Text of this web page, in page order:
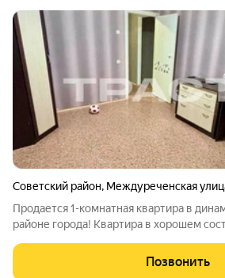
Советский район, Междуреченская
Продается 1-комнатная квартира в
районе города! Квартира в хорошем
экологически чистый, активно
нужное. В шаговой
Позвонить